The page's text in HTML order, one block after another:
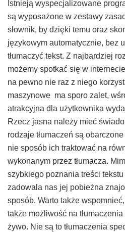
Istnieją wyspecjalizowane
są wyposażone w zestawy
słownik, by dzięki temu oraz
językowym automatycznie, bez
tłumaczyć tekst. Z najbardziej
możemy spotkać się w
na pewno nie raz z niego
maszynowe ma sporo zalet,
atrakcyjna dla użytkownika
Rzecz jasna należy mieć
rodzaje tłumaczeń są
nie sposób ich traktować na
wykonanym przez tłumacza.
szybkiego poznania treści
zadowala nas jej pobieżna
sposób. Warto także
także możliwość na
żywo. Nie są to tłumaczenia